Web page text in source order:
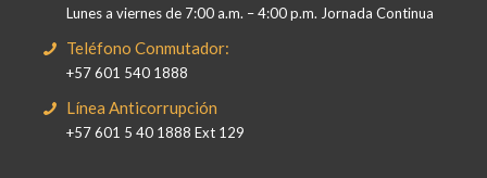
Lunes a viernes de 7:00 a.m. – 4:00 p.m. Jornada Continua
Teléfono Conmutador:
+57 601 540 1888
Línea Anticorrupción
+57 601 5 40 1888 Ext 129